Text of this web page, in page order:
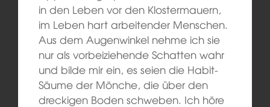
in den Leben vor den Klostermauern,
im Leben hart arbeitender Menschen.
Aus dem Augenwinkel nehme ich sie
nur als vorbeiziehende Schatten wahr
und bilde mir ein, es seien die Habit-
Säume der Mönche, die über den
dreckigen Boden schweben. Ich höre